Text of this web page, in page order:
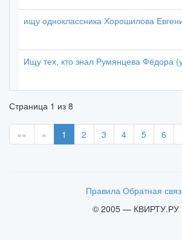
ищу одноклассника Хорошилова
Ищу тех, кто знал Румянцева Фёдора
Страница 1 из 8
«« « 1 2 3 4 5 6
Правила Обратная
© 2005 — КВИРТУ.РУ